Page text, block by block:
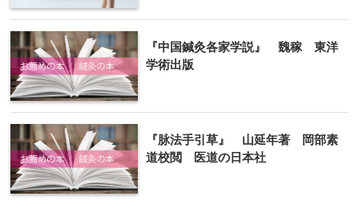
『中国鍼灸各家学説』 魏稼 東洋
学術出版
『脉法手引草』 山延年著 岡部素
道校閲 医道の日本社